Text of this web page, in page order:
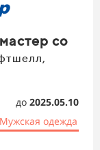
со
до 2025.05.10
Мужская одежда